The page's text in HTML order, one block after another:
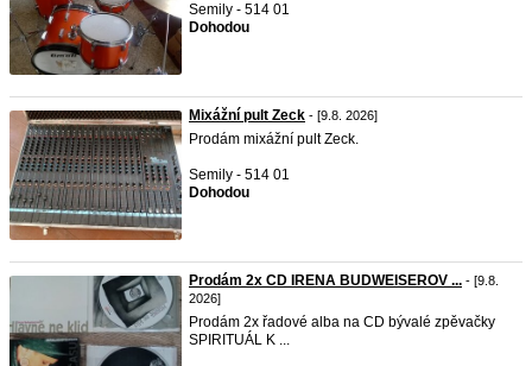
Semily - 514 01
Dohodou
Mixážní pult Zeck - [9.8. 2026]
Prodám mixážní pult Zeck.
Semily - 514 01
Dohodou
Prodám 2x CD IRENA BUDWEISEROV ... - [9.8.
2026]
Prodám 2x řadové alba na CD bývalé zpěvačky
SPIRITUÁL K ...